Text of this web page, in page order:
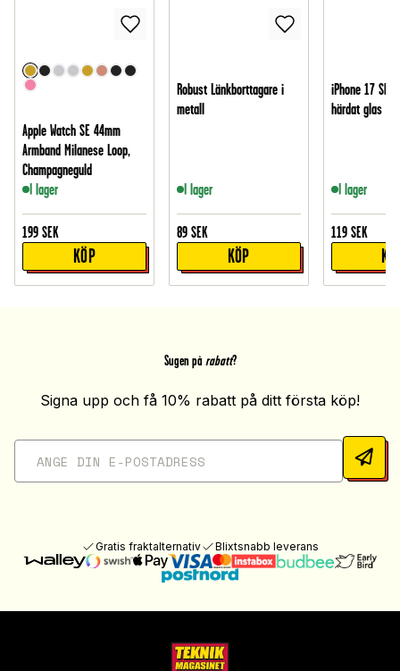
Apple Watch SE 44mm
Armband Milanese Loop,
Champagneguld
I lager
199 SEK
KÖP
Robust Länkborttagare i
metall
I lager
89 SEK
KÖP
iPhone 17
härdat glas
I lager
119 SEK
Sugen på rabatt?
Signa upp och få 10% rabatt på ditt första köp!
Gratis fraktalternativ Blixtsnabb leverans